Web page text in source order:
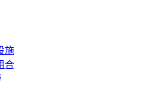
施
合